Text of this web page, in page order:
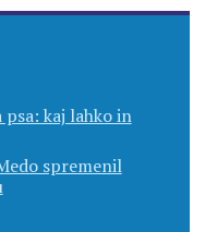
psa: kaj lahko in
spremenil